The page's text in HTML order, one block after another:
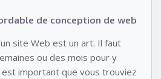
de conception de web
site Web est un art. Il faut
ou des mois pour y
important que vous trouviez